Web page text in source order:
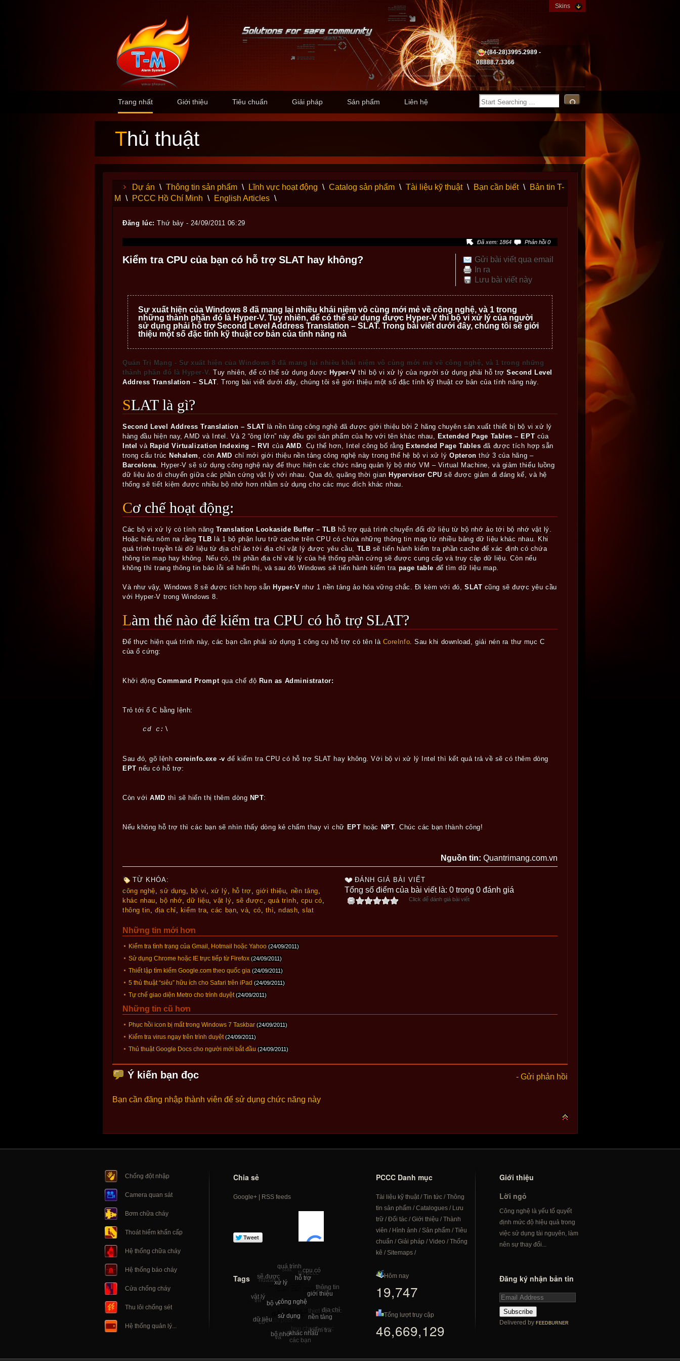
Skins
+(84-28)3995.2989 -
08888.7.3366
Trang nhất Giới thiệu Tiêu chuẩn Giải pháp Sản phẩm Liên hệ
Thủ thuật
Dự án \ Thông tin sản phẩm \ Lĩnh vực hoạt động \ Catalog sản phẩm \ Tài liệu kỹ thuật \ Bạn cần biết \
Bản tin T-
M
\ PCCC Hồ Chí Minh \ English Articles \
Đăng lúc: Thứ bảy - 24/09/2011 06:29
Đã xem: 1864 Phản hồi 0
Gửi bài viết qua email
In ra
Lưu bài viết này
Kiểm tra CPU của bạn có hỗ trợ SLAT hay không?
Sự xuất hiện của Windows 8 đã mang lại nhiều khái niệm vô cùng mới mẻ về công nghệ, và 1 trong
những thành phần đó là Hyper-V. Tuy nhiên, để có thể sử dụng được Hyper-V thì bộ vi xử lý của người
sử dụng phải hỗ trợ Second Level Address Translation – SLAT. Trong bài viết dưới đây, chúng tôi sẽ giới
thiệu một số đặc tính kỹ thuật cơ bản của tính năng nà
Quản Trị Mạng - Sự xuất hiện của Windows 8 đã mang lại nhiều khái niệm vô cùng mới mẻ về công nghệ, và 1 trong những
thành phần đó là Hyper-V.Tuy nhiên, để có thể sử dụng được Hyper-V thì bộ vi xử lý của người sử dụng phải hỗ trợSecond Level
Address Translation – SLAT . Trong bài viết dưới đây, chúng tôi sẽ giới thiệu một số đặc tính kỹ thuật cơ bản của tính năng này.
SLAT là gì?
Second Level Address Translation – SLAT là nền tảng công nghệ đã được giới thiệu bởi 2 hãng chuyên sản xuất thiết bị bộ vi xử lý
hàng đầu hiện nay, AMD và Intel. Và 2 “ông lớn” này đều gọi sản phẩm của họ với tên khác nhau, Extended Page Tables – EPT của
Intelvà Rapid Virtualization Indexing – RVI của AMD. Cụ thể hơn, Intel công bố rằng Extended Page Tables đã được tích hợp sẵn
trong cấu trúc Nehalem , cònAMD chỉ mới giới thiệu nền tảng công nghệ này trong thế hệ bộ vi xử lýOpteronthứ 3 của hãng –
Barcelona. Hyper-V sẽ sử dụng công nghệ này để thực hiện các chức năng quản lý bộ nhớ VM – Virtual Machine, và giảm thiểu luồng
dữ liệu ảo di chuyển giữa các phần cứng vật lý với nhau. Qua đó, quãng thời gian Hypervisor CPU sẽ được giảm đi đáng kể, và hệ
thống sẽ tiết kiệm được nhiều bộ nhớ hơn nhằm sử dụng cho các mục đích khác nhau.
Cơ chế hoạt động:
Các bộ vi xử lý có tính năng Translation Lookaside Buffer – TLB hỗ trợ quá trình chuyển đổi dữ liệu từ bộ nhớ ảo tới bộ nhớ vật lý.
Hoặc hiểu nôm na rằngTLBlà 1 bộ phận lưu trữ cache trên CPU có chứa những thông tin map từ nhiều bảng dữ liệu khác nhau. Khi
quá trình truyền tải dữ liệu từ địa chỉ ảo tới địa chỉ vật lý được yêu cầu, TLB sẽ tiến hành kiểm tra phần cache để xác định có chứa
thông tin map hay không. Nếu có, thì phần địa chỉ vật lý của hệ thống phần cứng sẽ được cung cấp và truy cập dữ liệu. Còn nếu
không thì trang thông tin báo lỗi sẽ hiển thị, và sau đó Windows sẽ tiến hành kiểm tra page table để tìm dữ liệu map.
Và như vậy, Windows 8 sẽ được tích hợp sẵn Hyper-V như 1 nền tảng ảo hóa vững chắc. Đi kèm với đó,SLAT cũng sẽ được yêu cầu
với Hyper-V trong Windows 8.
Làm thế nào để kiểm tra CPU có hỗ trợ SLAT?
Để thực hiện quá trình này, các bạn cần phải sử dụng 1 công cụ hỗ trợ có tên là CoreInfo . Sau khi download, giải nén ra thư mục C
của ổ cứng:
Khởi độngCommand Prompt qua chế độ Run as Administrator:
Trỏ tới ổ C bằng lệnh:
cd c:\
Sau đó, gõ lệnh coreinfo.exe -v để kiểm tra CPU có hỗ trợ SLAT hay không. Với bộ vi xử lý Intel thì kết quả trả về sẽ có thêm dòng
EPTnếu có hỗ trợ:
Còn vớiAMD thì sẽ hiển thị thêm dòng NPT:
Nếu không hỗ trợ thì các bạn sẽ nhìn thấy dòng kẻ chấm thay vì chữ EPT hoặc NPT. Chúc các bạn thành công!
Nguồn tin: Quantrimang.com.vn
TỪ KHÓA:
công nghệ ,sử dụng bộ vi xử lý hỗ trợ giới thiệu nền tảng
khác nhau ,bộ nhớ ,dữ liệu ,vật lý sẽ được quá trình cpu có
thông tin ,địa chỉ kiểm tra ,các bạn ,và có thì ndash ,slat
ĐÁNH GIÁ BÀI VIẾT
Tổng số điểm của bài viết là: 0 trong 0 đánh giá
Click để đánh giá bài viết
Những tin mới hơn
Kiểm tra tình trạng của Gmail, Hotmail hoặc Yahoo (24/09/2011)
Sử dụng Chrome hoặc IE trực tiếp từ Firefox (24/09/2011)
Thiết lập tìm kiếm Google.com theo quốc gia (24/09/2011)
5 thủ thuật “siêu” hữu ích cho Safari trên iPad (24/09/2011)
Tự chế giao diện Metro cho trình duyệt (24/09/2011)
Những tin cũ hơn
Phục hồi icon bị mất trong Windows 7 Taskbar (24/09/2011)
Kiểm tra virus ngay trên trình duyệt (24/09/2011)
Thủ thuật Google Docs cho người mới bắt đầu (24/09/2011)
- Gửi phản hồi
Ý kiến bạn đọc
Bạn cần đăng nhập thành viên để sử dụng chức năng này
Chống đột nhập
Camera quan sát
Bơm chữa cháy
Thoát hiểm khẩn cấp
Hệ thống chữa cháy
Hệ thống báo cháy
Cửa chống cháy
Thu lôi chống sét
Hệ thống quản lý...
Chia sẻ
Google+| RSS feeds
Tags
công nghệ
sử dụng
bộ vi
xử lý
hỗ trợ
giới thiệu
nền tảng
khác nhau
bộ nhớ
dữ liệu
vật lý
sẽ được
quá trình
cpu có
thông tin
địa chỉ
kiểm tra
các bạn
và
có
thì
ndash
slat tin pccc
pccc
thiet ke pccc
tieu chuan pccc
tu van pccc
chung chi pccc
chứng chỉ pccc
thiết bị pccc
diễn đàn phòng cháy
thiet ke phong chay
diễn đàn pc
pccc chong chay
PCCC Danh mục
Tài liệu kỹ thuật/Tin tức/Thông
tin sản phẩm/Catalogues/ Lưu
trữ/Đối tác/Giới thiệu /Thành
viên / Hình ảnh /Sản phẩm/Tiêu
chuẩn /Giải pháp /Video /Thống
kê /Sitemaps/
Hôm nay
19,747
Tổng lượt truy cập
46,669,129
Giới thiệu
Lời ngỏ
Công nghệ là yếu tố quyết
định mức độ hiệu quả trong
việc sử dụng tài nguyên, làm
nên sự thay đổi...
Đăng ký nhận bản tin
Subscribe
Delivered by FEEDBURNER